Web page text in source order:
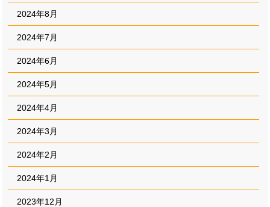
2024年8月
2024年7月
2024年6月
2024年5月
2024年4月
2024年3月
2024年2月
2024年1月
2023年12月